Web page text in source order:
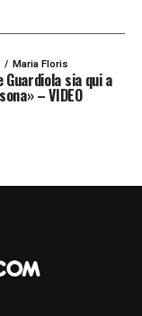
Maria Floris
sia qui a
– VIDEO